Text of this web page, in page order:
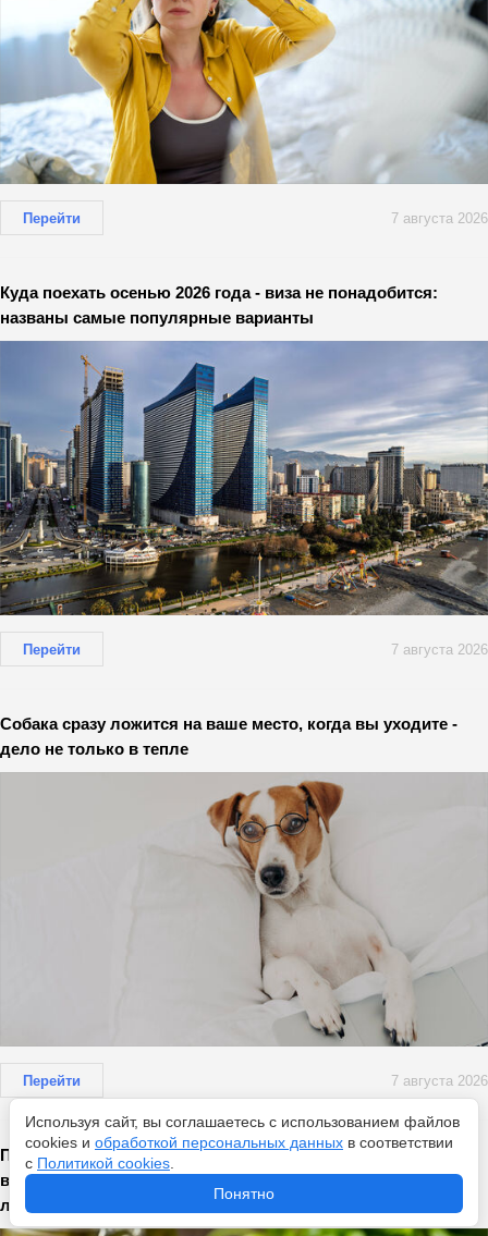
Перейти 7 августа 2026
Куда поехать осенью 2026 года - виза не понадобится:
названы самые популярные варианты
Перейти 7 августа 2026
Собака сразу ложится на ваше место, когда вы уходите -
дело не только в тепле
Перейти 7 августа 2026
Почему солёные огурцы становятся пустыми внутри:
возможные причины и методы решения проблемы –
лайфхак
Используя сайт, вы соглашаетесь с использованием файлов
cookies и обработкой персональных данных в соответствии
с Политикой cookies
Понятно